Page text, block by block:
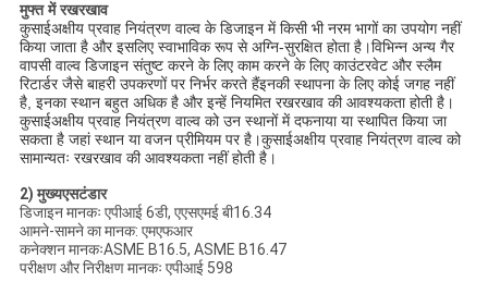
मुफ्त में रखरखाव
कुसाईअक्षीय प्रवाह नियंत्रण वाल्व के डिजाइन में किसी भी नरम भागों का उपयोग नहीं
किया जाता है और इसलिए स्वाभाविक रूप से अग्नि-सुरक्षित होता है।विभिन्न अन्य गैर
वापसी वाल्व डिजाइन संतुष्ट करने के लिए काम करने के लिए काउंटरवेट और स्लैम
रिटार्डर जैसे बाहरी उपकरणों पर निर्भर करते हैंइनकी स्थापना के लिए कोई जगह नहीं
है, इनका स्थान बहुत अधिक है और इन्हें नियमित रखरखाव की आवश्यकता होती है।
कुसाईअक्षीय प्रवाह नियंत्रण वाल्व को उन स्थानों में दफनाया या स्थापित किया जा
सकता है जहां स्थान या वजन प्रीमियम पर है।कुसाईअक्षीय प्रवाह नियंत्रण वाल्व को
सामान्यतः रखरखाव की आवश्यकता नहीं होती है।
2) मुख्यएसटंडार
डिजाइन मानकः एपीआई 6डी, एएसएमई बी16.34
आमने-सामने का मानक: एमएफआर
कनेक्शन मानकःASME B16.5, ASME B16.47
परीक्षण और निरीक्षण मानकः एपीआई 598